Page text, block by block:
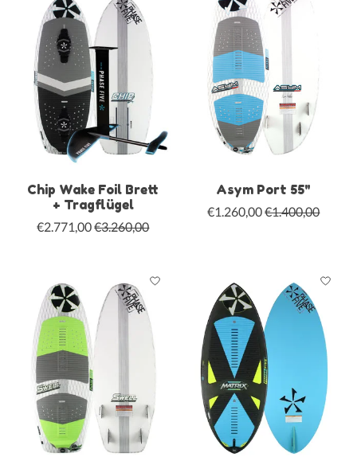
Chip Wake Foil Brett
+ Tragflügel
€2.771,00€3.260,00
Asym Port 55"
€1.260,00€1.400,00